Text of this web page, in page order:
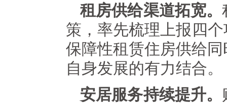
租房供给渠道拓宽。
策，率先梳理上报四
保障性租赁住房供给
自身发展的有力结合。
安居服务持续提升。